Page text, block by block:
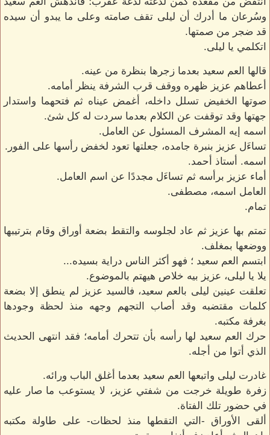
وسُرعان ما أدرك أن ليلى تقف صامته وعلى ما يبدو أن سيده
قد ضجر من صمتها.
اتكلمي يا ليلى.
قالها العم سعيد بعدما زجرها بنظرة من عينه.
أعطاهم عزيز ظهره ووقف قرب الشرفة ينظر أمامه.
صوتها الخفيض تسلل داخله، أغمض عيناه ثم فتحهما واستدار
جهتها وقد توقفت عن الكلام بعدما سردت له كل شئ.
اسمه إيه المشرف المسئول عن العامل.
تساءَل عزيز بنبرة جامده، جعلتها تعود لخفض رأسها على الفور.
اسمه. أستاذ أحمد.
أماء عزيز برأسه ثم تساءَل مجددًا عن اسم العامل.
العامل اسمه، مصطفى.
تمام.
تمتم بها عزيز ثم عاد لجلوسه والتقط بضعة أوراق وقام بترتيبها
ووضعها بمغلف.
ابتسم العم سعيد ؛ فهو أكثر الناس دراية بسيده...
يلا يا ليلى، عزيز بيه خلاص هيهتم بالموضوع.
تعلقت عينين ليلى بالعم سعيد، فالسيد عزيز لم ينطق إلا بضعة
كلمات مقتضبه وقد أصاب التجهم وجهه منذ لحظة وجودها
بغرفة مكتبه.
حرك العم سعيد لها رأسه بأن تتحرك أمامه؛ فقد انتهى الحديث
الذي أتوا من أجله.
غادرت ليلى واتبعها العم سعيد بعدما أغلق الباب ورائه.
زفرة طويلة خرجت من شفتي عزيز، لا يستوعب ما صار عليه
في حضور تلك الفتاة.
ألقى الأوراق -التي التقطها منذ لحظات- على طاولة مكتبه